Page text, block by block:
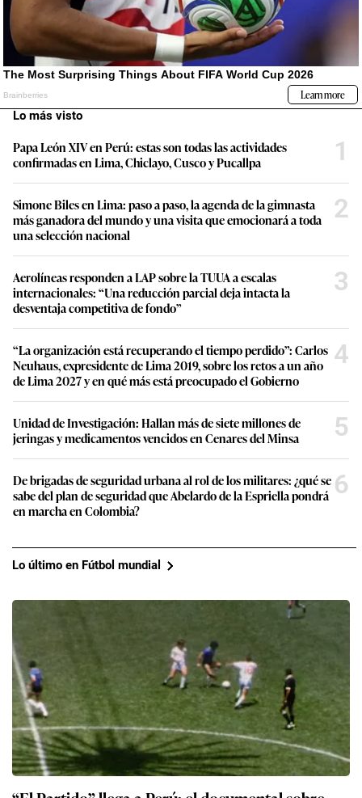
Lo más visto
Papa León XIV en Perú: estas son todas las actividades
confirmadas en Lima, Chiclayo, Cusco y Pucallpa
1
Simone Biles en Lima: paso a paso, la agenda de la gimnasta
más ganadora del mundo y una visita que emocionará a toda
una selección nacional
2
Aerolíneas responden a LAP sobre la TUUA a escalas
internacionales: “Una reducción parcial deja intacta la
desventaja competitiva de fondo”
3
“La organización está recuperando el tiempo perdido”: Carlos
Neuhaus, expresidente de Lima 2019, sobre los retos a un año
de Lima 2027 y en qué más está preocupado el Gobierno
4
Unidad de Investigación: Hallan más de siete millones de
jeringas y medicamentos vencidos en Cenares del Minsa
5
De brigadas de seguridad urbana al rol de los militares: ¿qué se
sabe del plan de seguridad que Abelardo de la Espriella pondrá
en marcha en Colombia?
6
Lo último en Fútbol mundial